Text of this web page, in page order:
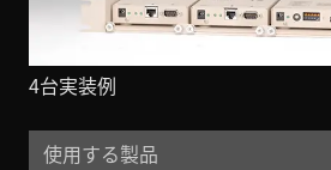
4台実装例
使用する製品